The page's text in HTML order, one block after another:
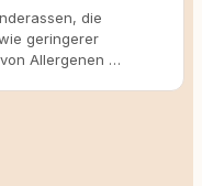
die
geringerer
Allergenen …